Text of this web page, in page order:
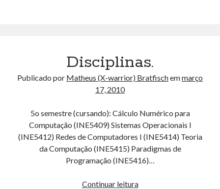
Disciplinas.
Publicado por Matheus (X-warrior) Bratfischemmarço
17, 2010
5o semestre (cursando): Cálculo Numérico para
Computação (INE5409) Sistemas Operacionais I
(INE5412) Redes de Computadores I (INE5414) Teoria
da Computação (INE5415) Paradigmas de
Programação (INE5416)…
Continuar leituraDisciplinas.